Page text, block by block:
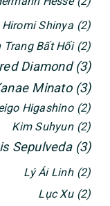
Hiromi Shinya (2)
Trang Bất Hối (2)
Diamond (3)
Minato (3)
Higashino (2)
Kim Suhyun (2)
Sepulveda (3)
Lý Ái Linh (2)
Lục Xu (2)